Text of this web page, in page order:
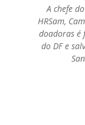
A chefe
HRSam,
doadoras é
do DF e